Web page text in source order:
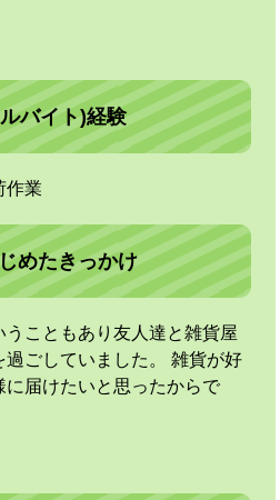
バイト)経験
作業
めたきっかけ
こともあり友人達と雑貨屋
過ごしていました。 雑貨が好
に届けたいと思ったからで